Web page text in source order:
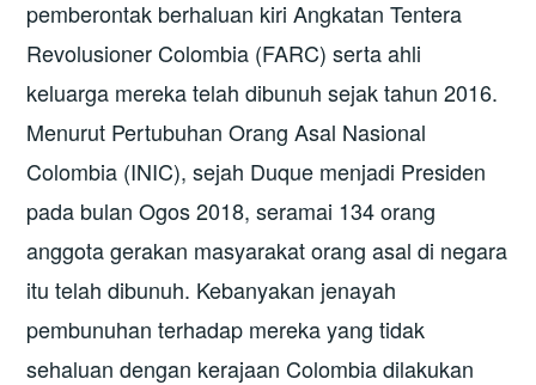
pemberontak berhaluan kiri Angkatan Tentera
Revolusioner Colombia (FARC) serta ahli
keluarga mereka telah dibunuh sejak tahun 2016.
Menurut Pertubuhan Orang Asal Nasional
Colombia (INIC), sejah Duque menjadi Presiden
pada bulan Ogos 2018, seramai 134 orang
anggota gerakan masyarakat orang asal di negara
itu telah dibunuh. Kebanyakan jenayah
pembunuhan terhadap mereka yang tidak
sehaluan dengan kerajaan Colombia dilakukan